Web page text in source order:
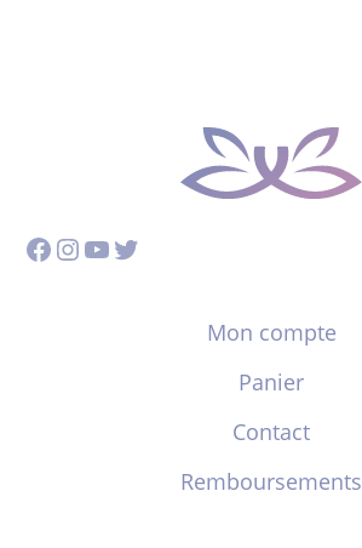
Facebook
Instagram
YouTube
Twitter
Mon compte
Panier
Contact
Remboursements